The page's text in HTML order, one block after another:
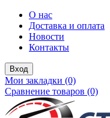
О нас
Доставка и оплата
Новости
Контакты
Вход
Мои закладки (0)
Сравнение товаров (0)